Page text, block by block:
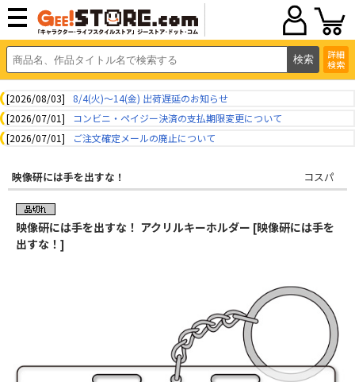
詳細
検索
[2026/08/03]
8/4(火)～14(金) 出荷遅延のお知らせ
[2026/07/01]
コンビニ・ペイジー決済の支払期限変更について
[2026/07/01]
ご注文確定メールの廃止について
映像研には手を出すな！ コスパ
映像研には手を出すな！ アクリルキーホルダー [映像研には手を
出すな！]